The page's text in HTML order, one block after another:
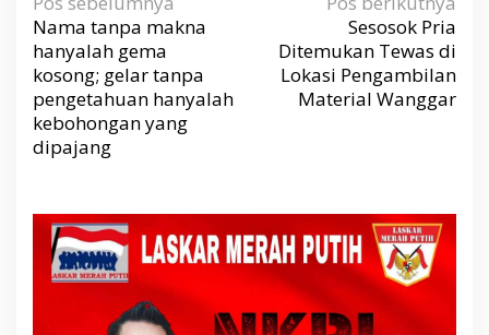
a
v
i
g
a
s
i
p
o
s
Nama tanpa makna
hanyalah gema
kosong; gelar tanpa
pengetahuan hanyalah
kebohongan yang
dipajang
Sesosok Pria
Ditemukan Tewas di
Lokasi Pengambilan
Material Wanggar